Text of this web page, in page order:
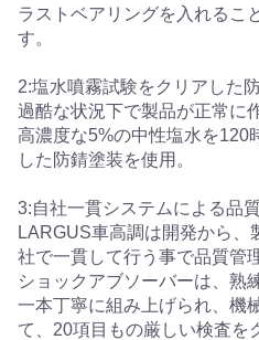
ラストベアリングを入れるこ
す。
2:塩水噴霧試験をクリアした
過酷な状況下で製品が正常に
高濃度な5%の中性塩水を120
した防錆塗装を使用。
3:自社一貫システムによる品
LARGUS車高調は開発から、
社で一貫して行う事で品質管
ショックアブソーバーは、熟
一本丁寧に組み上げられ、機
て、20項目もの厳しい検査を